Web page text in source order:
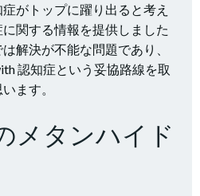
がトップに躍り出ると考え
関する情報を提供しました
解決が不能な問題であり、
認知症という妥協路線を取
ます。
メタンハイド